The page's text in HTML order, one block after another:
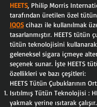
HEETS, Philip Morris
tarafından üretilen özel tütün
IQOScihazı ile kullanılmak
tasarlanmıştır. HEETS tütün
tütün teknolojisini kullanarak
geleneksel sigara içmeye
seçenek sunar. İşte HEETS
özellikleri ve bazı çeşitleri:
HEETS Tütün Çubuklarının
Isıtılmış Tütün Teknolojisi :
yakmak yerine ısıtarak